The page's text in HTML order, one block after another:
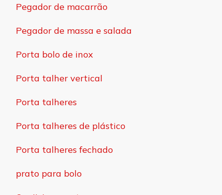
Pegador de macarrão
Pegador de massa e salada
Porta bolo de inox
Porta talher vertical
Porta talheres
Porta talheres de plástico
Porta talheres fechado
prato para bolo